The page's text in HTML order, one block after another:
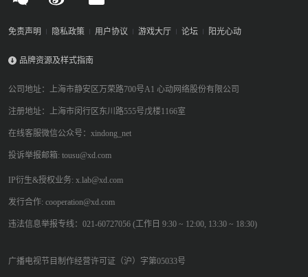
免责声明 隐私政策 用户协议 游戏大厅 论坛 阳光心动
品牌资源及样式指南
公司地址：上海市静安区万荣路700号A1 心动网络股份有限公司
注册地址：上海市闵行区东川路555号戊楼1166室
在线客服微信公众号：xindong_net
投诉举报邮箱: tousu@xd.com
IP衍生&授权业务: x.lab@xd.com
发行合作: cooperation@xd.com
违法信息举报专线：021-60727056 (工作日 9:30 ~ 12:00, 13:30 ~ 18:30)
广播电视节目制作经营许可证（沪）字第05033号